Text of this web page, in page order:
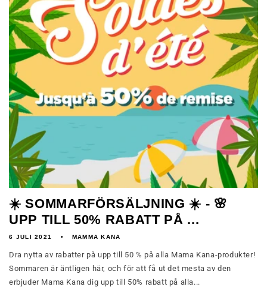
☀️ SOMMARFÖRSÄLJNING ☀️ - 🌸
UPP TILL 50% RABATT PÅ ...
6 JULI 2021 MAMMA KANA
Dra nytta av rabatter på upp till 50 % på alla Mama Kana-produkter!
Sommaren är äntligen här, och för att få ut det mesta av den
erbjuder Mama Kana dig upp till 50% rabatt på alla...